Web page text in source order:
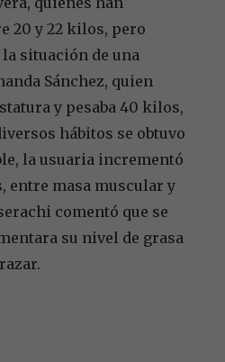
20 y 22 kilos, pero
situación de una
Sánchez, quien
y pesaba 40 kilos,
hábitos se obtuvo
la usuaria incrementó
entre masa muscular y
comentó que se
su nivel de grasa